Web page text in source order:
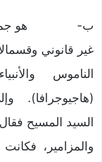
ب‌- هو جمع
الناموس
(هاجيوجرافا).
السيد المسيح
والمزامير،